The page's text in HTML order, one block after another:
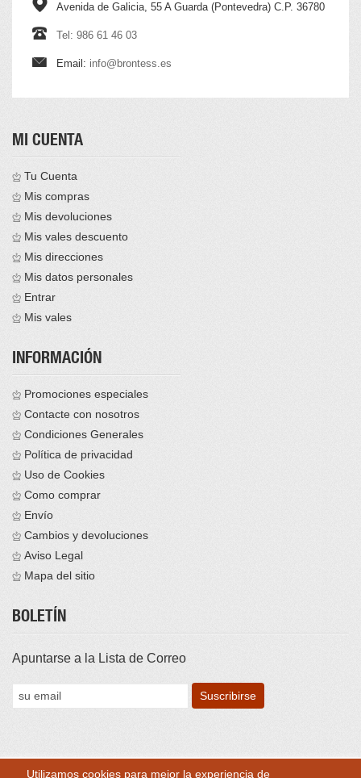
Utilizamos cookies para mejor la experiencia de
Avenida de Galicia, 55 A Guarda (Pontevedra) C.P. 36780
Tel: 986 61 46 03
Email: info@brontess.es
MI CUENTA
Tu Cuenta
Mis compras
Mis devoluciones
Mis vales descuento
Mis direcciones
Mis datos personales
Entrar
Mis vales
INFORMACIÓN
Promociones especiales
Contacte con nosotros
Condiciones Generales
Política de privacidad
Uso de Cookies
Como comprar
Envío
Cambios y devoluciones
Aviso Legal
Mapa del sitio
BOLETÍN
Apuntarse a la Lista de Correo